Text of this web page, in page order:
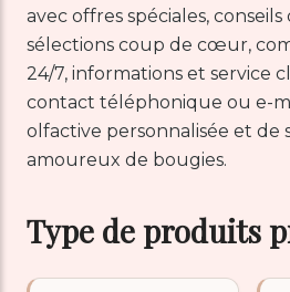
avec offres spéciales,
sélections coup de cœur,
24/7, informations et service
contact téléphonique ou e-
olfactive personnalisée et de
amoureux de bougies.
Type de produits